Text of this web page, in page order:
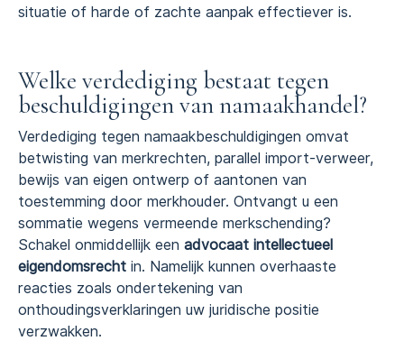
situatie of harde of zachte aanpak effectiever is.
Welke verdediging bestaat tegen
beschuldigingen van namaakhandel?
Verdediging tegen namaakbeschuldigingen omvat
betwisting van merkrechten, parallel import-verweer,
bewijs van eigen ontwerp of aantonen van
toestemming door merkhouder. Ontvangt u een
sommatie wegens vermeende merkschending?
Schakel onmiddellijk een advocaat intellectueel
eigendomsrecht in. Namelijk kunnen overhaaste
reacties zoals ondertekening van
onthoudingsverklaringen uw juridische positie
verzwakken.